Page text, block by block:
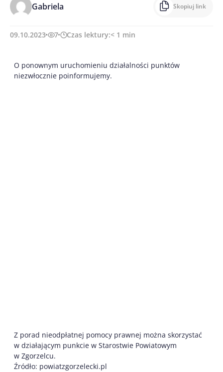
Gabriela Skopiuj link
09.10.2023 7 Czas lektury:< 1 min
O ponownym uruchomieniu działalności punktów
niezwłocznie poinformujemy.
Z porad nieodpłatnej pomocy prawnej można skorzystać
w działającym punkcie w Starostwie Powiatowym
w Zgorzelcu.
Źródło: powiatzgorzelecki.pl